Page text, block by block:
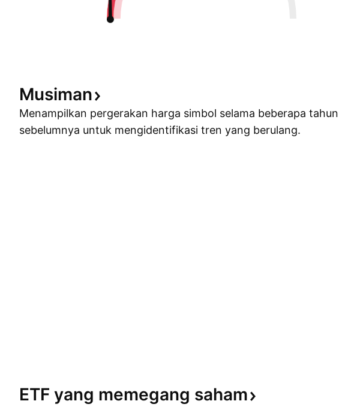
Musiman
Menampilkan pergerakan harga simbol selama beberapa tahun
sebelumnya untuk mengidentifikasi tren yang berulang.
ETF yang memegang saham